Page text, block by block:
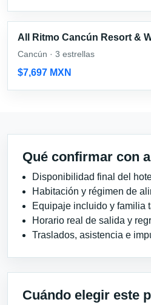
All Ritmo Cancún Resort &
Cancún · 3 estrellas
$7,697 MXN
Qué confirmar con
Disponibilidad final del
Habitación y régimen de
Equipaje incluido y familia
Horario real de salida y
Traslados, asistencia e
Cuándo elegir este